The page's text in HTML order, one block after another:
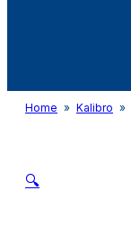
Home » Kalibro »
🔍